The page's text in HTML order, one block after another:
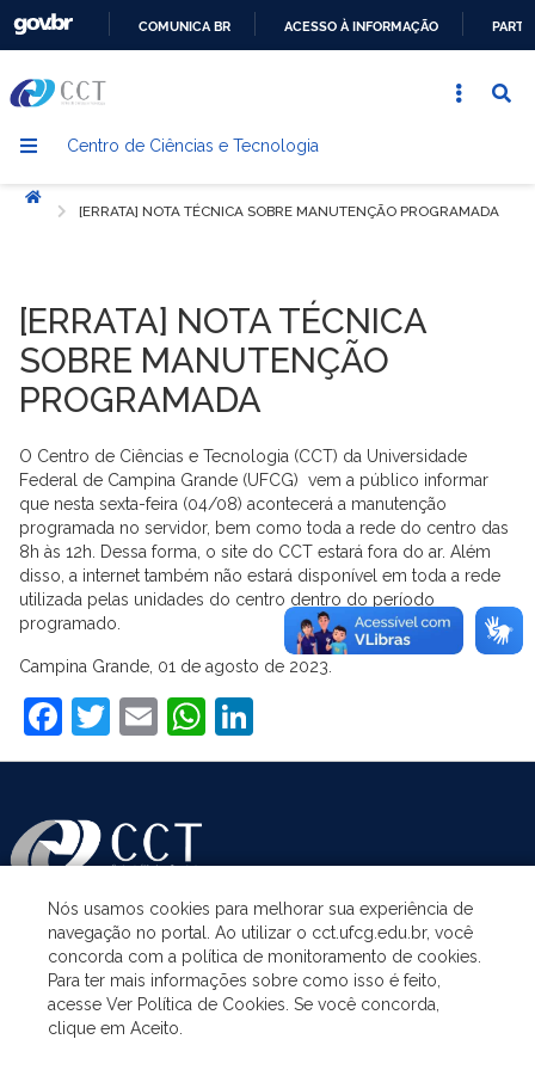
CONTEÚDO
COMUNICA BR ACESSO À INFORMAÇÃO
Centro de Ciências e Tecnologia
Início
[ERRATA] NOTA TÉCNICA SOBRE MANUTENÇÃO PROGRAMADA
[ERRATA] NOTA TÉCNICA
SOBRE MANUTENÇÃO
PROGRAMADA
O Centro de Ciências e Tecnologia (CCT) da Universidade
Federal de Campina Grande (UFCG) vem a público informar
que nesta sexta-feira (04/08) acontecerá a manutenção
programada no servidor, bem como toda a rede do centro das
8h às 12h. Dessa forma, o site do CCT estará fora do ar. Além
disso, a internet também não estará disponível em toda a rede
utilizada pelas unidades do centro dentro do período
programado.
Campina Grande, 01 de agosto de 2023.
Facebook
Twitter
EmailWhatsApp
ASSUNTOS
ACESSO À INFORMAÇÃO
Nós usamos cookies para melhorar sua experiência de
navegação no portal. Ao utilizar o cct.ufcg.edu.br, você
concorda com a política de monitoramento de cookies.
Para ter mais informações sobre como isso é feito,
acesse Ver Política de Cookies. Se você concorda,
clique em Aceito.